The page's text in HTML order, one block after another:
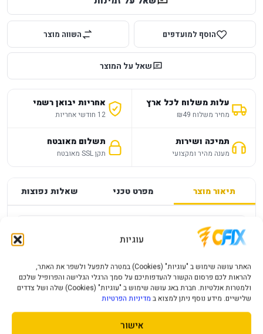
עוגיות
האתר עושה שימוש ב "עוגיות" (Cookies) במטרה לתפעל ולשפר את האתר,
להראות לכם פרסום הקשור להעדפותיכם על סמך הרגלי הגלישה והפרופיל שלכם
ולמטרות אנלטיות. חברת באג עושה שימוש ב "עוגיות" (Cookies) שלה ושל צדדים
שלישיים. מידע נוסף ניתן למצוא ב מדיניות הפרטיות
אישור
הוסף למועדפים השווה מוצר
שאל על המוצר
עלות משלוח לכל ארץ
מחיר משלוח ₪49
אחריות יבואן רשמי
12 חודשי אחריות
תמיכה ושירות
מענה מהיר ומקצועי
תשלום מאובטח
תקן SSL מאובטח
תיאור מוצר מפרט טכני שאלות נפוצות
סוויץ 2PORT UPLOAD 1GB + Provision
PoES-08120C+2GI 8port 10/100
ורשת, עם 8 פורטים 10/100 לציוד קצה ושני פורטי Uplink